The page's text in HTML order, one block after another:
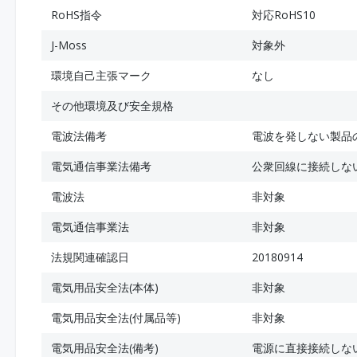
RoHS指令
対応RoHS10
J-Moss
対象外
環境自己主張マーク
なし
その他環境及び安全規格
電波法備考
電波を発しない製品
電気通信事業法備考
公衆回線に接続しな
電波法
非対象
電気通信事業法
非対象
法規関連確認日
20180914
電気用品安全法(本体)
非対象
電気用品安全法(付属品等)
非対象
電気用品安全法(備考)
電源に直接接続しな